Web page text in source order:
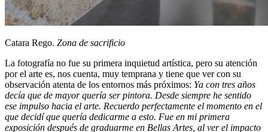
Catara Rego. Zona de sacrificio
La fotografía no fue su primera inquietud artística, pero su atención
por el arte es, nos cuenta, muy temprana y tiene que ver con su
observación atenta de los entornos más próximos: Ya con tres años
decía que de mayor quería ser pintora. Desde siempre he sentido
ese impulso hacia el arte. Recuerdo perfectamente el momento en el
que decidí que quería dedicarme a esto. Fue en mi primera
exposición después de graduarme en Bellas Artes, al ver el impacto